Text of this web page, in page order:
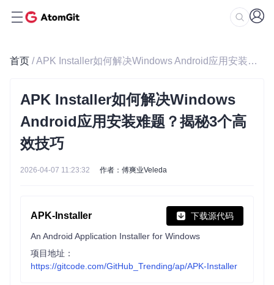
首页 / APK Installer如何解决Windows Android应用安装难题？揭秘3个高效技巧
APK Installer如何解决Windows
Android应用安装难题？揭秘3个高
效技巧
2026-04-07 11:23:32 作者：傅爽业Veleda
APK-Installer 下载源代码
An Android Application Installer for Windows
项目地址：
https://gitcode.com/GitHub_Trending/ap/APK-Installer